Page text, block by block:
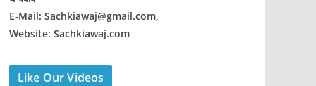
E-Mail: Sachkiawaj@gmail.com,
Website: Sachkiawaj.com
Like Our Videos